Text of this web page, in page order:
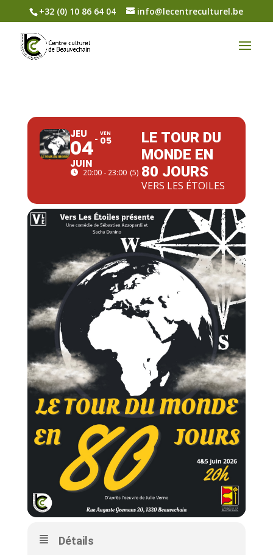
+32 (0) 10 86 64 04 info@lecentreculturel.be
JEU
04
JUIN
VEN
05
20:00 - 23:00 (5)
LE TOUR DU
MONDE EN
80 JOURS
VERS LES ÉTOILES
Détails